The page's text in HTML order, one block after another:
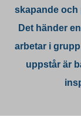
skapande
Det händer
arbetar i
uppstår är